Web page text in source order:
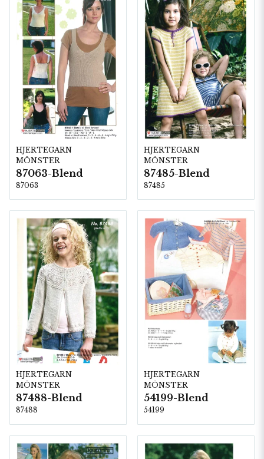
HJERTEGARN
MÖNSTER
87063-Blend
87063
HJERTEGARN
MÖNSTER
87485-Blend
87485
HJERTEGARN
MÖNSTER
87488-Blend
87488
HJERTEGARN
MÖNSTER
54199-Blend
54199